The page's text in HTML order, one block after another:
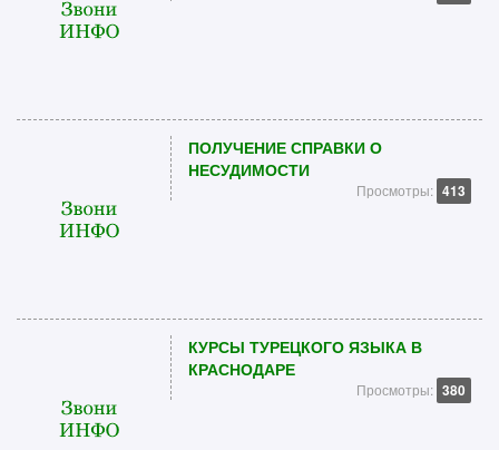
ПОЛУЧЕНИЕ СПРАВКИ О
НЕСУДИМОСТИ
Просмотры: 413
КУРСЫ ТУРЕЦКОГО ЯЗЫКА В
КРАСНОДАРЕ
Просмотры: 380